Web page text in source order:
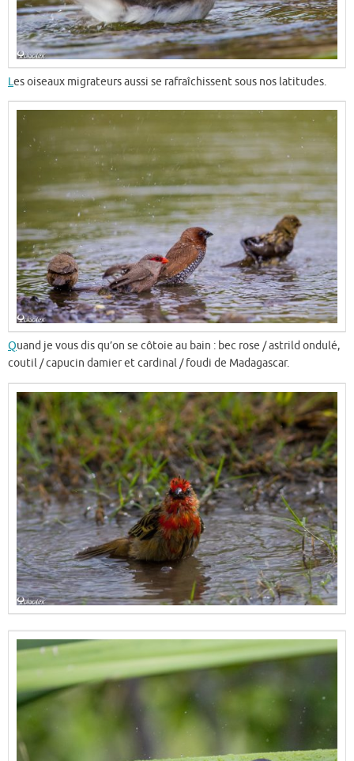
Les oiseaux migrateurs aussi se rafraîchissent sous nos latitudes.
Quand je vous dis qu’on se côtoie au bain : bec rose / astrild ondulé,
coutil / capucin damier et cardinal / foudi de Madagascar.